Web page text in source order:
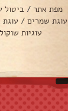
מפת אתר / ביטול
עוגת שמרים / עוגת
עוגיות